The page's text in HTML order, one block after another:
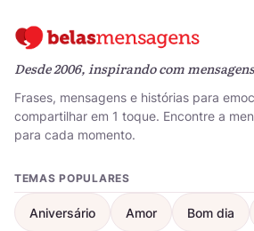
Desde 2006, inspirando com
Frases, mensagens e histórias para
compartilhar em 1 toque. Encontre a
para cada momento.
TEMAS POPULARES
Aniversário Amor Bom dia